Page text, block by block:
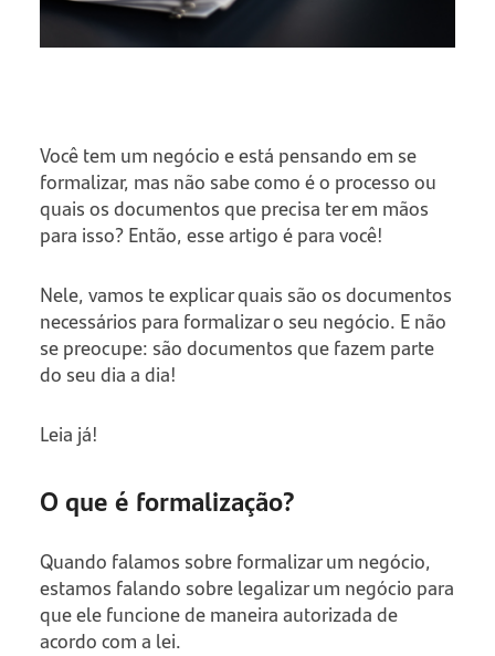
Você tem um negócio e está pensando em se
formalizar, mas não sabe como é o processo ou
quais os documentos que precisa ter em mãos
para isso? Então, esse artigo é para você!
Nele, vamos te explicar quais são os documentos
necessários para formalizar o seu negócio. E não
se preocupe: são documentos que fazem parte
do seu dia a dia!
Leia já!
O que é formalização?
Quando falamos sobre formalizar um negócio,
estamos falando sobre legalizar um negócio para
que ele funcione de maneira autorizada de
acordo com a lei.